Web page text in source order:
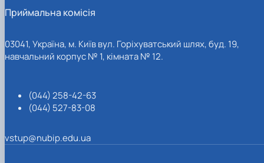
Приймальна комісія
03041, Україна, м. Київ вул. Горіхуватський шлях, буд. 19,
навчальний корпус № 1, кімната № 12.
(044) 258-42-63
(044) 527-83-08
vstup@nubip.edu.ua